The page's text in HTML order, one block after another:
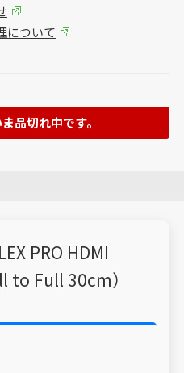
について
品切れ中です。
PRO HDMI
to Full 30cm）